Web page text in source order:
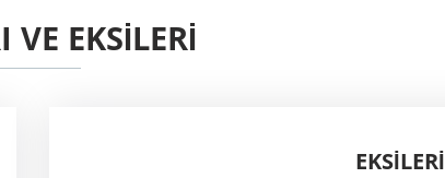
VE EKSİLERİ
EKSİLERİ